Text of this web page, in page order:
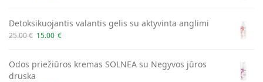
Detoksikuojantis valantis gelis su aktyvinta anglimi
25.00€ 15.00 €
Odos priežiūros kremas SOLNEA su Negyvos jūros
druska